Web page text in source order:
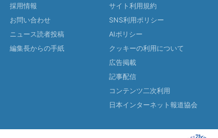
採用情報
お問い合わせ
ニュース読者投稿
編集長からの手紙
サイト利用規約
SNS利用ポリシー
AIポリシー
クッキーの利用について
広告掲載
記事配信
コンテンツ二次利用
日本インターネット報道協会